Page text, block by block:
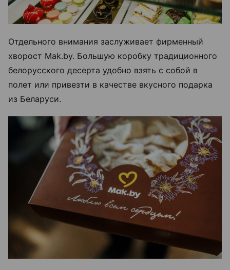
Отдельного внимания заслуживает фирменный
хворост Mak.by. Большую коробку традиционного
белорусского десерта удобно взять с собой в
полет или привезти в качестве вкусного подарка
из Беларуси.